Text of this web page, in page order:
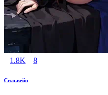
1.8K 8
Сильвейн